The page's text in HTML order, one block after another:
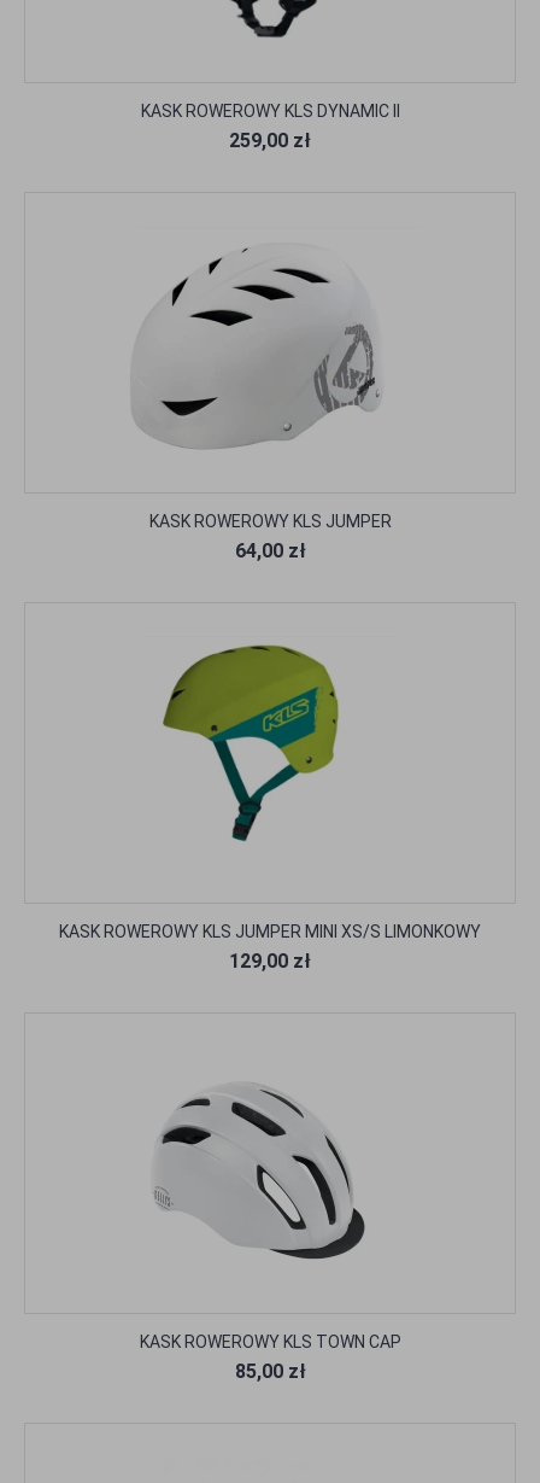
KASK ROWEROWY KLS DYNAMIC II
259,00 zł
KASK ROWEROWY KLS JUMPER
64,00 zł
KASK ROWEROWY KLS JUMPER MINI XS/S LIMONKOWY
129,00 zł
KASK ROWEROWY KLS TOWN CAP
85,00 zł